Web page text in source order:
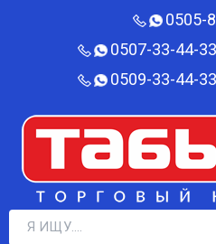
0505-
0507-33-44-33
0509-33-44-33